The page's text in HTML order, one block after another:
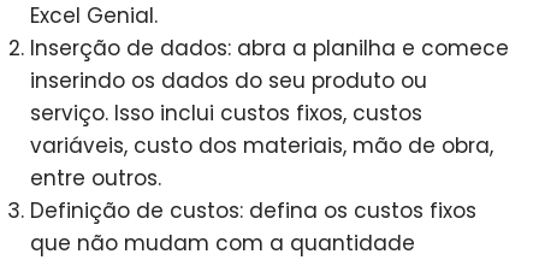
Excel Genial.
Inserção de dados: abra a planilha e comece
inserindo os dados do seu produto ou
serviço. Isso inclui custos fixos, custos
variáveis, custo dos materiais, mão de obra,
entre outros.
Definição de custos: defina os custos fixos
que não mudam com a quantidade